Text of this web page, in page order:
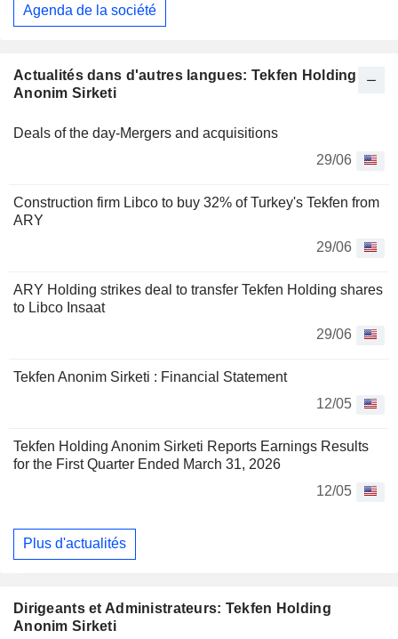
Actualités dans d'autres langues: Tekfen Holding
Anonim Sirketi
Deals of the day-Mergers and acquisitions
29/06
Construction firm Libco to buy 32% of Turkey's Tekfen from
ARY
29/06
ARY Holding strikes deal to transfer Tekfen Holding shares
to Libco Insaat
29/06
Tekfen Anonim Sirketi : Financial Statement
12/05
Tekfen Holding Anonim Sirketi Reports Earnings Results
for the First Quarter Ended March 31, 2026
12/05
Plus d'actualités
Dirigeants et Administrateurs: Tekfen Holding
Anonim Sirketi
Agenda de la société